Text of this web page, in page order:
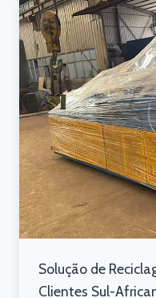
Solução de
Clientes Sul-